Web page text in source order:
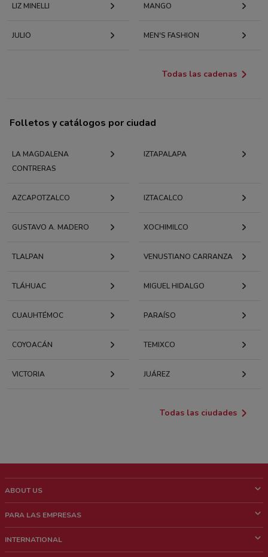
LIZ MINELLI MANGO
JULIO MEN'S FASHION
Todas las cadenas
Folletos y catálogos por ciudad
LA MAGDALENA
CONTRERAS
IZTAPALAPA
AZCAPOTZALCO IZTACALCO
GUSTAVO A. MADERO XOCHIMILCO
TLALPAN VENUSTIANO CARRANZA
TLÁHUAC MIGUEL HIDALGO
CUAUHTÉMOC PARAÍSO
COYOACÁN TEMIXCO
VICTORIA JUÁREZ
Todas las ciudades
ABOUT US
¿Quiénes Somos?
PARA LAS EMPRESAS
Contacto comercial
INTERNATIONAL